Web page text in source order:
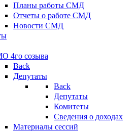
Планы работы СМД
Отчеты о работе СМД
Новости СМД
4го созыва
Back
Депутаты
Back
Депутаты
Комитеты
Сведения о доходах
Материалы сессий